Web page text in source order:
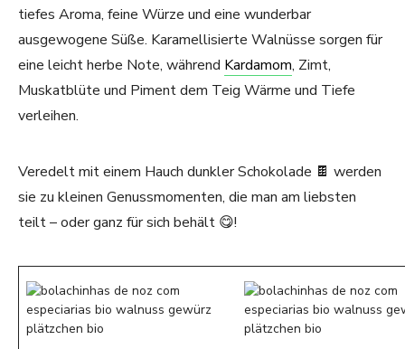
tiefes Aroma, feine Würze und eine wunderbar
ausgewogene Süße. Karamellisierte Walnüsse sorgen für
eine leicht herbe Note, während Kardamom, Zimt,
Muskatblüte und Piment dem Teig Wärme und Tiefe
verleihen.
Veredelt mit einem Hauch dunkler Schokolade 🍫 werden
sie zu kleinen Genussmomenten, die man am liebsten
teilt – oder ganz für sich behält 😋!